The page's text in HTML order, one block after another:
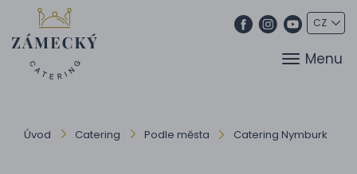
Menu
Úvod Catering Podle města Catering Nymburk